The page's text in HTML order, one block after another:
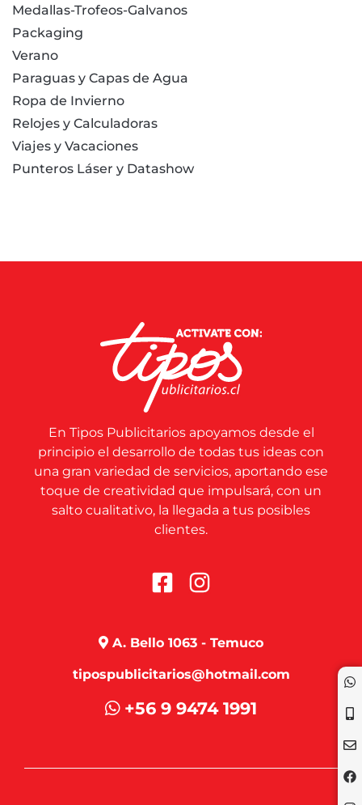
Medallas-Trofeos-Galvanos
Packaging
Verano
Paraguas y Capas de Agua
Ropa de Invierno
Relojes y Calculadoras
Viajes y Vacaciones
Punteros Láser y Datashow
En Tipos Publicitarios apoyamos desde el
principio el desarrollo de todas tus ideas con
una gran variedad de servicios, aportando ese
toque de creatividad que impulsará, con un
salto cualitativo, la llegada a tus posibles
clientes.
A. Bello 1063 - Temuco
tipospublicitarios@hotmail.com
+56 9 9474 1991